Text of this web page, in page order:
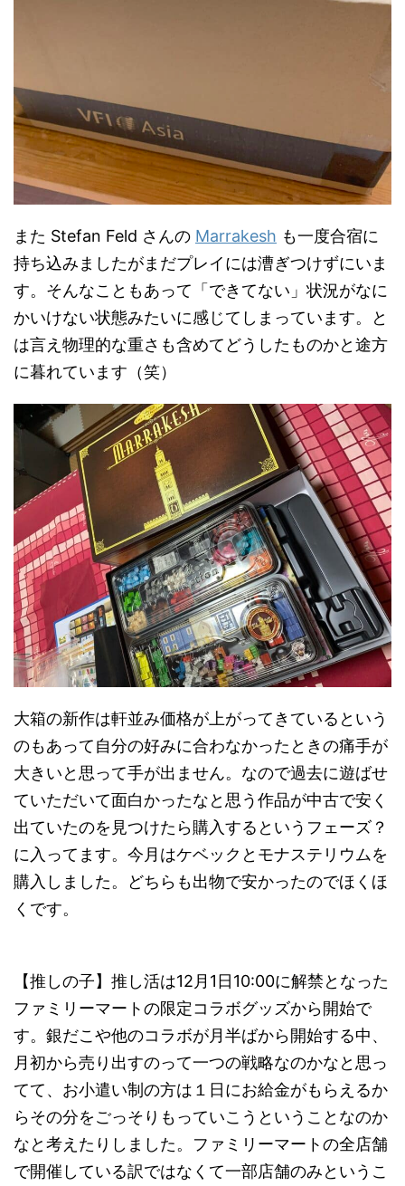
また Stefan Feld さんの Marrakesh も一度合宿に
持ち込みましたがまだプレイには漕ぎつけずにいま
す。そんなこともあって「できてない」状況がなに
かいけない状態みたいに感じてしまっています。と
は言え物理的な重さも含めてどうしたものかと途方
に暮れています（笑）
大箱の新作は軒並み価格が上がってきているという
のもあって自分の好みに合わなかったときの痛手が
大きいと思って手が出ません。なので過去に遊ばせ
ていただいて面白かったなと思う作品が中古で安く
出ていたのを見つけたら購入するというフェーズ？
に入ってます。今月はケベックとモナステリウムを
購入しました。どちらも出物で安かったのでほくほ
くです。
【推しの子】推し活は12月1日10:00に解禁となった
ファミリーマートの限定コラボグッズから開始で
す。銀だこや他のコラボが月半ばから開始する中、
月初から売り出すのって一つの戦略なのかなと思っ
てて、お小遣い制の方は１日にお給金がもらえるか
らその分をごっそりもっていこうということなのか
なと考えたりしました。ファミリーマートの全店舗
で開催している訳ではなくて一部店舗のみというこ